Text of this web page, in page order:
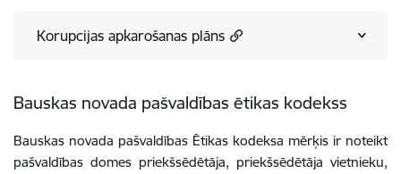
Korupcijas apkarošanas plāns
Bauskas novada pašvaldības ētikas kodekss
Bauskas novada pašvaldības Ētikas kodeksa mērķis ir noteikt
pašvaldības domes priekšsēdētāja, priekšsēdētāja vietnieku,